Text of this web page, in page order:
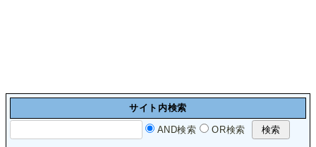
サイト内検索
AND検索 OR検索